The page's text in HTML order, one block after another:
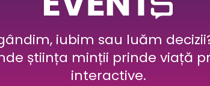
iubim sau luăm
știința minții prinde viață
interactive.